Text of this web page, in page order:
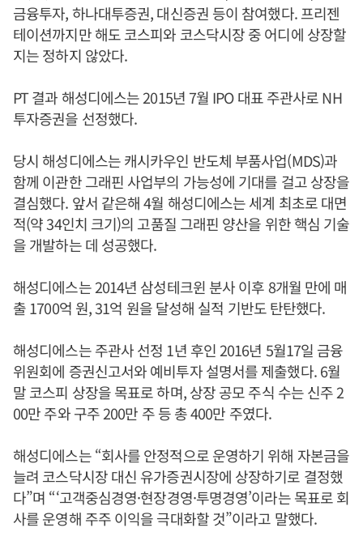
금융투자, 하나대투증권, 대신증권 등이 참여했다. 프리젠
테이션까지만 해도 코스피와 코스닥시장 중 어디에 상장할
지는 정하지 않았다.
PT 결과 해성디에스는 2015년 7월 IPO 대표 주관사로 NH
투자증권을 선정했다.
당시 해성디에스는 캐시카우인 반도체 부품사업(MDS)과
함께 이관한 그래핀 사업부의 가능성에 기대를 걸고 상장을
결심했다. 앞서 같은해 4월 해성디에스는 세계 최초로 대면
적(약 34인치 크기)의 고품질 그래핀 양산을 위한 핵심 기술
을 개발하는 데 성공했다.
해성디에스는 2014년 삼성테크윈 분사 이후 8개월 만에 매
출 1700억 원, 31억 원을 달성해 실적 기반도 탄탄했다.
해성디에스는 주관사 선정 1년 후인 2016년 5월17일 금융
위원회에 증권신고서와 예비투자 설명서를 제출했다. 6월
말 코스피 상장을 목표로 하며, 상장 공모 주식 수는 신주 2
00만 주와 구주 200만 주 등 총 400만 주였다.
해성디에스는 “회사를 안정적으로 운영하기 위해 자본금을
늘려 코스닥시장 대신 유가증권시장에 상장하기로 결정했
다”며 “‘고객중심경영·현장경영·투명경영’이라는 목표로 회
사를 운영해 주주 이익을 극대화할 것”이라고 말했다.